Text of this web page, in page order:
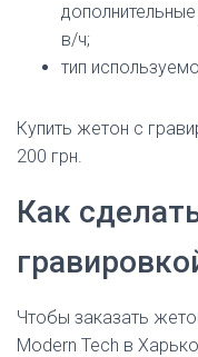
в/ч;
тип
Купить жетон с
200 грн.
Как
Чтобы заказать
Modern Tech в